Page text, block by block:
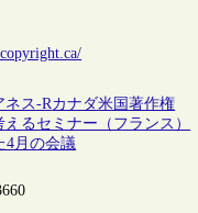
ネス-Rカナダ米国著作権
るセミナー（フランス）
4月の会議